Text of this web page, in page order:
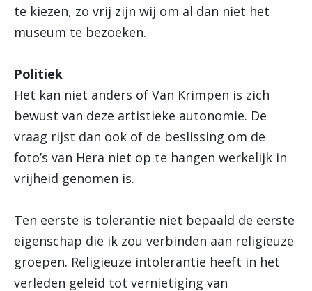
te kiezen, zo vrij zijn wij om al dan niet het
museum te bezoeken.
Politiek
Het kan niet anders of Van Krimpen is zich
bewust van deze artistieke autonomie. De
vraag rijst dan ook of de beslissing om de
foto’s van Hera niet op te hangen werkelijk in
vrijheid genomen is.
Ten eerste is tolerantie niet bepaald de eerste
eigenschap die ik zou verbinden aan religieuze
groepen. Religieuze intolerantie heeft in het
verleden geleid tot vernietiging van